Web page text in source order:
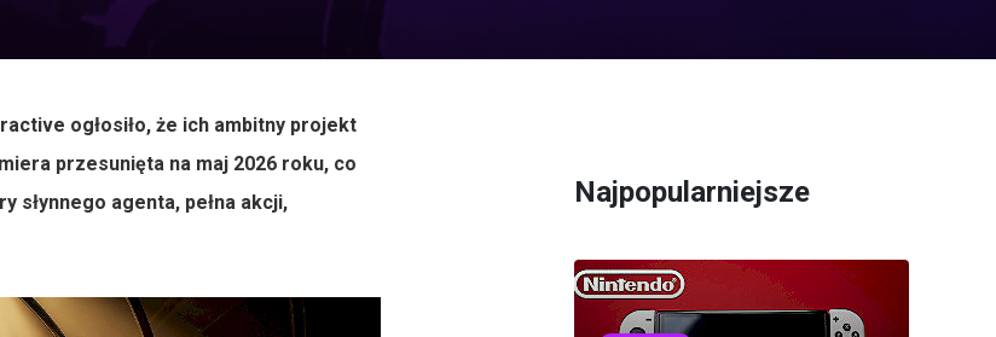
ogłosiło, że ich ambitny projekt
przesunięta na maj 2026 roku, co
słynnego agenta, pełna akcji,
Najpopularniejsze